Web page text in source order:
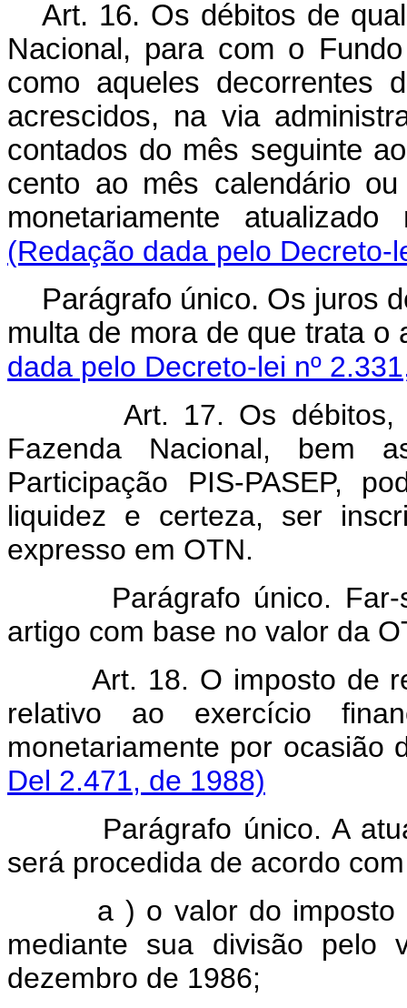
Art. 16. Os débitos de
Nacional, para com o
como aqueles decorrentes
acrescidos, na via
contados do mês seguinte
cento ao mês calendário
monetariamente
(Redação dada pelo Decreto-
Parágrafo único. Os juros
multa de mora de que trata o
dada pelo Decreto-lei nº
Art. 17. Os
Fazenda Nacional, bem
Participação PIS-PASEP,
liquidez e certeza, ser
expresso em OTN.
Parágrafo único.
artigo com base no valor da
Art. 18. O imposto de
relativo ao exercício
monetariamente por
Del 2.471, de 1988)
Parágrafo único. A
será procedida de acordo
a ) o valor do imposto
mediante sua divisão
dezembro de 1986;